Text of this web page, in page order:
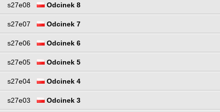
s27e08 Odcinek 8
s27e07 Odcinek 7
s27e06 Odcinek 6
s27e05 Odcinek 5
s27e04 Odcinek 4
s27e03 Odcinek 3